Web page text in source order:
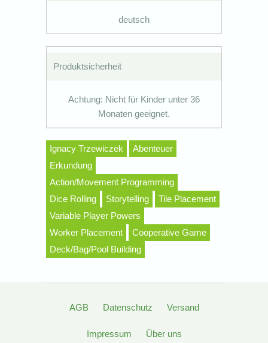
deutsch
Produktsicherheit
Achtung: Nicht für Kinder unter 36
Monaten geeignet.
Ignacy Trzewiczek
Abenteuer
Erkundung
Action/Movement Programming
Dice Rolling
Storytelling
Tile Placement
Variable Player Powers
Worker Placement
Cooperative Game
Deck/Bag/Pool Building
AGB Datenschutz Versand
Impressum Über uns